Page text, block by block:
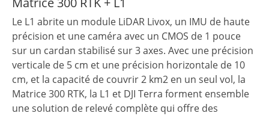
Le L1 abrite un module LiDAR Livox, un IMU de haute
précision et une caméra avec un CMOS de 1 pouce
sur un cardan stabilisé sur 3 axes. Avec une précision
verticale de 5 cm et une précision horizontale de 10
cm, et la capacité de couvrir 2 km2 en un seul vol, la
Matrice 300 RTK, la L1 et DJI Terra forment ensemble
une solution de relevé complète qui offre des